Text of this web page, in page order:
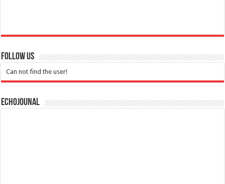
Follow Us
Can not find the user!
Echojounal